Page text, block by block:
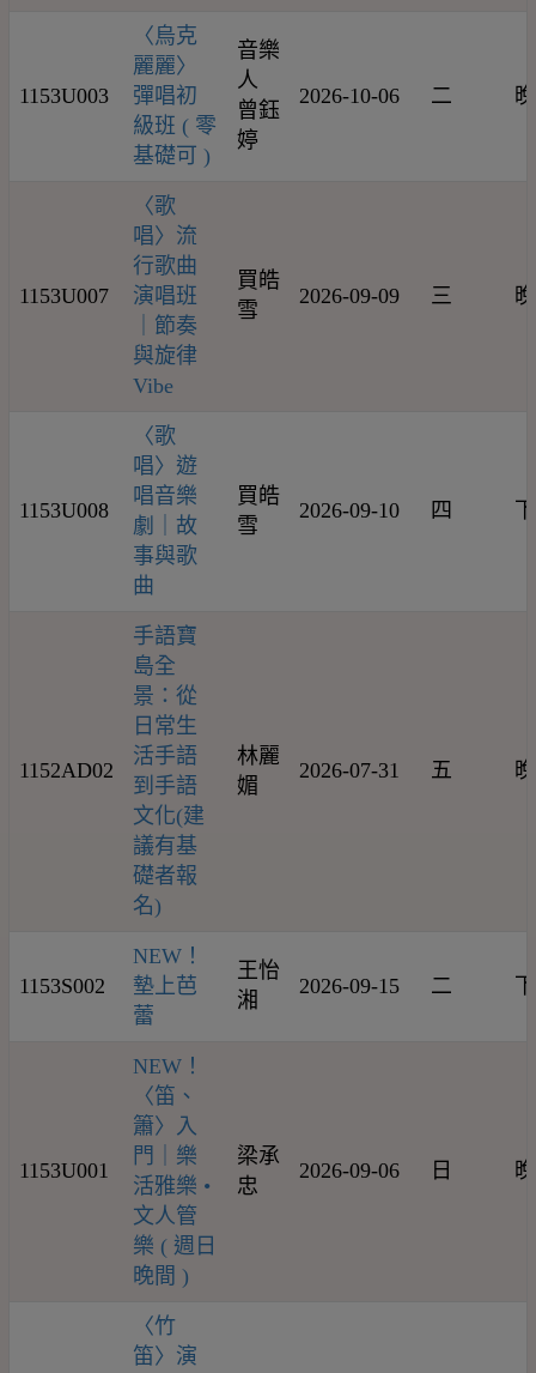
1153U003
〈烏克
麗麗〉
彈唱初
級班 ( 零
基礎可 )
音樂
人
曾鈺
婷
2026-10-06 二
1153U007
〈歌
唱〉流
行歌曲
演唱班
｜節奏
與旋律
Vibe
買皓
雪
2026-09-09 三
1153U008
〈歌
唱〉遊
唱音樂
劇｜故
事與歌
曲
買皓
雪
2026-09-10 四
1152AD02
手語寶
島全
景：從
日常生
活手語
到手語
文化(建
議有基
礎者報
名)
林麗
媚
2026-07-31 五
1153S002
NEW！
墊上芭
蕾
王怡
湘
2026-09-15 二
1153U001
NEW！
〈笛、
簫〉入
門｜樂
活雅樂 •
文人管
樂 ( 週日
晚間 )
梁承
忠
2026-09-06 日
〈竹
笛〉演